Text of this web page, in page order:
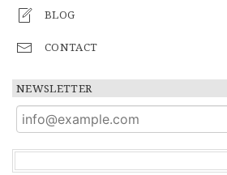
BLOG
CONTACT
NEWSLETTER